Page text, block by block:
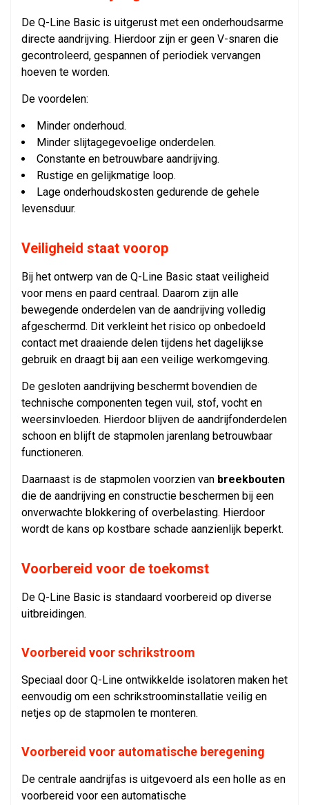
De Q-Line Basic is uitgerust met een onderhoudsarme
directe aandrijving. Hierdoor zijn er geen V-snaren die
gecontroleerd, gespannen of periodiek vervangen
hoeven te worden.
De voordelen:
Minder onderhoud.
Minder slijtagegevoelige onderdelen.
Constante en betrouwbare aandrijving.
Rustige en gelijkmatige loop.
Lage onderhoudskosten gedurende de gehele
levensduur.
Veiligheid staat voorop
Bij het ontwerp van de Q-Line Basic staat veiligheid
voor mens en paard centraal. Daarom zijn alle
bewegende onderdelen van de aandrijving volledig
afgeschermd. Dit verkleint het risico op onbedoeld
contact met draaiende delen tijdens het dagelijkse
gebruik en draagt bij aan een veilige werkomgeving.
De gesloten aandrijving beschermt bovendien de
technische componenten tegen vuil, stof, vocht en
weersinvloeden. Hierdoor blijven de aandrijfonderdelen
schoon en blijft de stapmolen jarenlang betrouwbaar
functioneren.
Daarnaast is de stapmolen voorzien van breekbouten
die de aandrijving en constructie beschermen bij een
onverwachte blokkering of overbelasting. Hierdoor
wordt de kans op kostbare schade aanzienlijk beperkt.
Voorbereid voor de toekomst
De Q-Line Basic is standaard voorbereid op diverse
uitbreidingen.
Voorbereid voor schrikstroom
Speciaal door Q-Line ontwikkelde isolatoren maken het
eenvoudig om een schrikstroominstallatie veilig en
netjes op de stapmolen te monteren.
Voorbereid voor automatische beregening
De centrale aandrijfas is uitgevoerd als een holle as en
voorbereid voor een automatische